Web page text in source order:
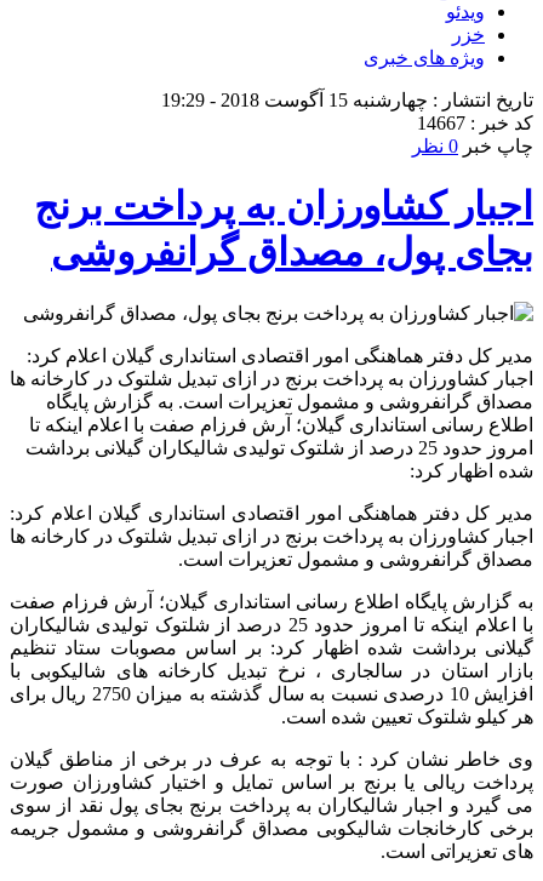
ویدئو
خزر
ویژه های خبری
تاریخ انتشار : چهارشنبه 15 آگوست 2018 - 19:29
کد خبر : 14667
چاپ خبر 0 نظر
اجبار کشاورزان به پرداخت برنج
بجای پول، مصداق گرانفروشی
مدیر کل دفتر هماهنگی امور اقتصادی استانداری گیلان اعلام کرد:
اجبار کشاورزان به پرداخت برنج در ازای تبدیل شلتوک در کارخانه ها
مصداق گرانفروشی و مشمول تعزیرات است. به گزارش پایگاه
اطلاع رسانی استانداری گیلان؛ آرش فرزام صفت با اعلام اینکه تا
امروز حدود 25 درصد از شلتوک تولیدی شالیکاران گیلانی برداشت
شده اظهار کرد:
مدیر کل دفتر هماهنگی امور اقتصادی استانداری گیلان اعلام کرد:
اجبار کشاورزان به پرداخت برنج در ازای تبدیل شلتوک در کارخانه ها
مصداق گرانفروشی و مشمول تعزیرات است.
به گزارش پایگاه اطلاع رسانی استانداری گیلان؛ آرش فرزام صفت
با اعلام اینکه تا امروز حدود 25 درصد از شلتوک تولیدی شالیکاران
گیلانی برداشت شده اظهار کرد: بر اساس مصوبات ستاد تنظیم
بازار استان در سالجاری ، نرخ تبدیل کارخانه های شالیکوبی با
افزایش 10 درصدی نسبت به سال گذشته به میزان 2750 ریال برای
هر کیلو شلتوک تعیین شده است.
وی خاطر نشان کرد : با توجه به عرف در برخی از مناطق گیلان
پرداخت ریالی یا برنج بر اساس تمایل و اختیار کشاورزان صورت
می گیرد و اجبار شالیکاران به پرداخت برنج بجای پول نقد از سوی
برخی کارخانجات شالیکوبی مصداق گرانفروشی و مشمول جریمه
های تعزیراتی است.